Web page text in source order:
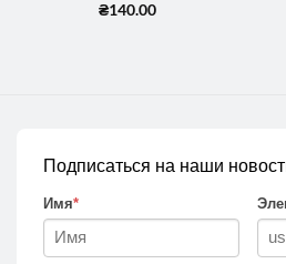
₴140.00
Подписаться на наши
Имя*